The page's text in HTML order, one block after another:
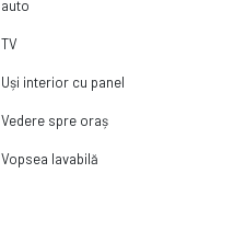
auto
TV
Uși interior cu panel
Vedere spre oraș
Vopsea lavabilă